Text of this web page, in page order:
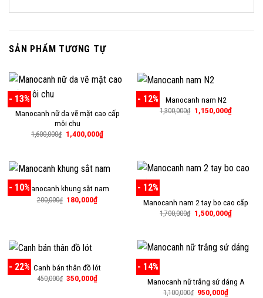
SẢN PHẨM TƯƠNG TỰ
- 13%
Manocanh nữ da vẽ mặt cao cấp
môi chu
1,600,000₫ Giá
gốc
1,400,000₫Giá
hiện
1,400,000₫.
- 12% Manocanh nam N2
1,300,000₫ Giá
gốc
1,150,000₫Giá
hiện
- 10%Manocanh khung sắt nam
200,000₫ Giá
180,000₫Giá
- 12%
Manocanh nam 2 tay bo cao cấp
1,700,000₫ Giá
gốc
1,500,000₫Giá
hiện
- 22% Canh bán thân đồ lót
450,000₫ Giá
350,000₫Giá
- 14%
Manocanh nữ trắng sứ dáng A
1,100,000₫ Giá
950,000₫Giá